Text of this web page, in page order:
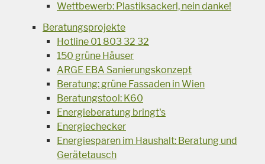
Wettbewerb: Plastiksackerl, nein danke!
Beratungsprojekte
Hotline 01 803 32 32
150 grüne Häuser
ARGE EBA Sanierungskonzept
Beratung: grüne Fassaden in Wien
Beratungstool: K60
Energieberatung bringt's
Energiechecker
Energiesparen im Haushalt: Beratung und
Gerätetausch